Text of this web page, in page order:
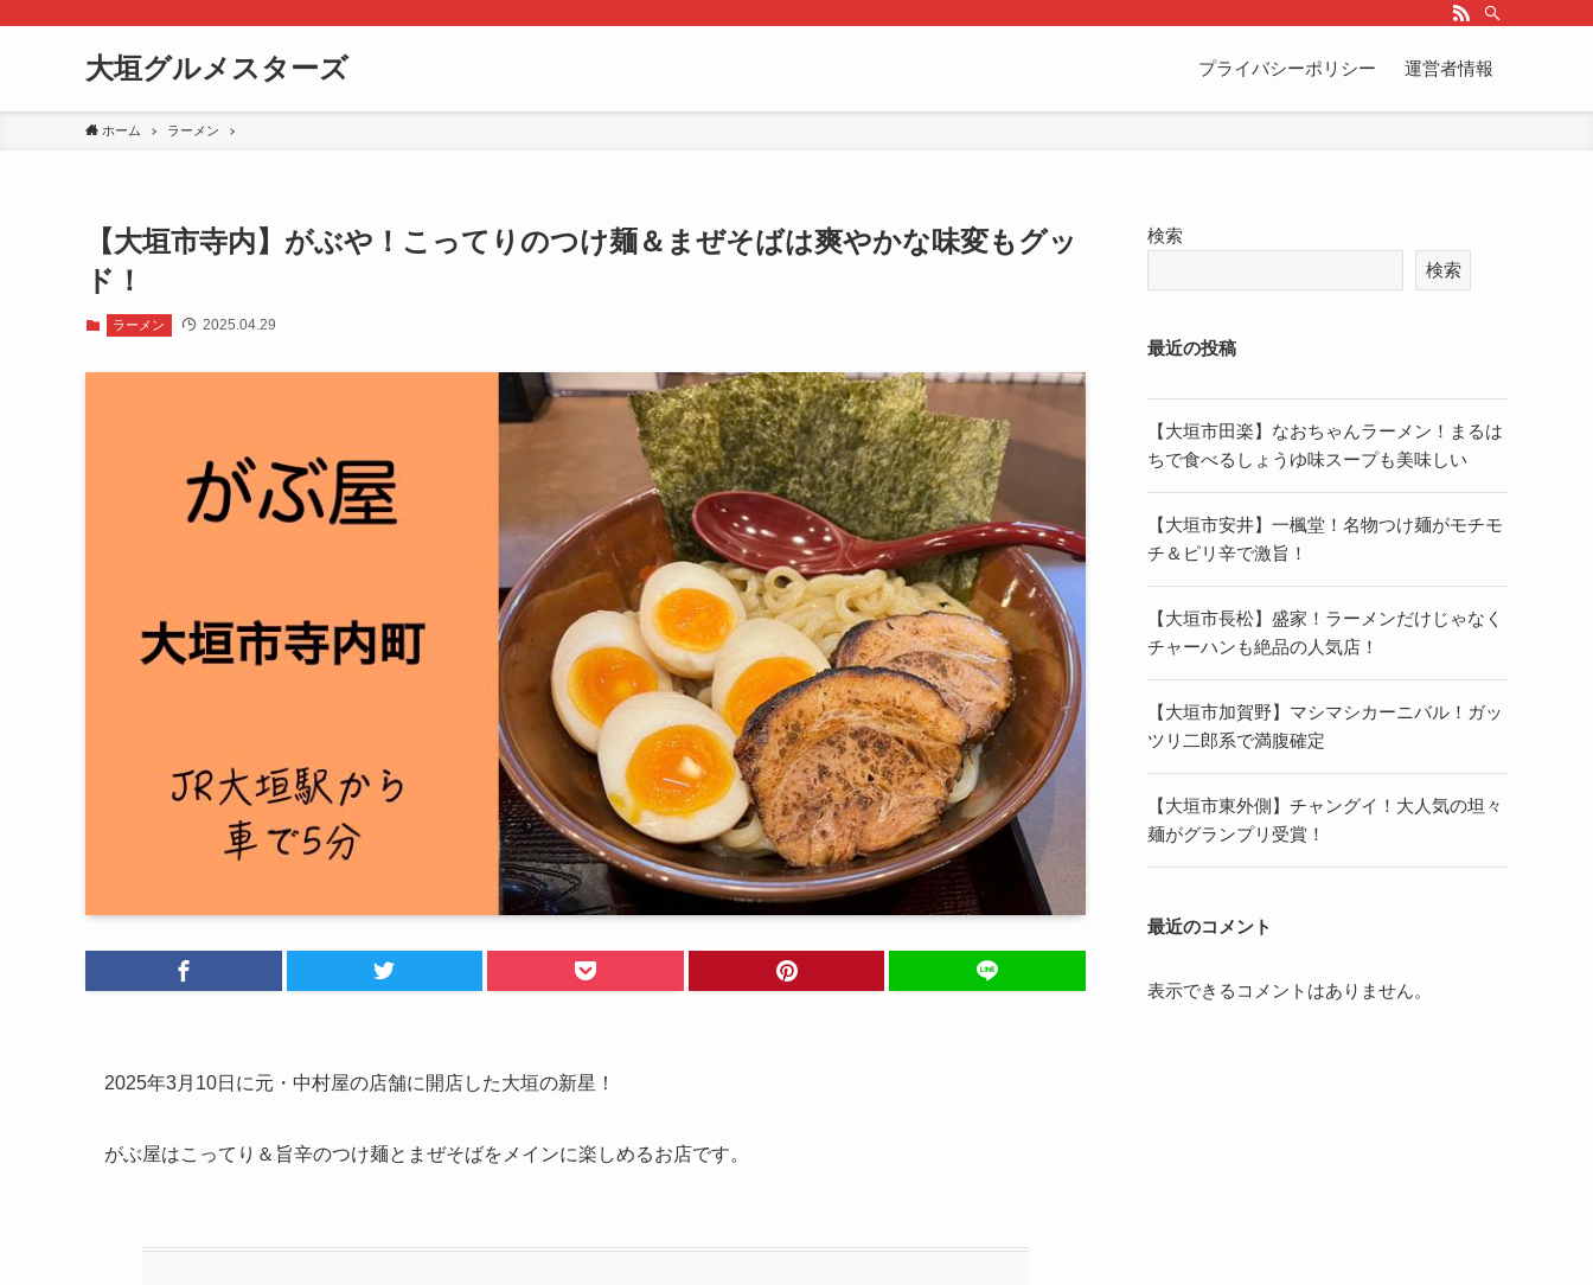
大垣グルメスターズ プライバシーポリシー 運営者情報
ホーム ラーメン
【大垣市寺内】がぶや！こってりのつけ麺＆まぜそばは爽やかな味変もグッ
ド！
ラーメン 2025.04.29
2025年3月10日に元・中村屋の店舗に開店した大垣の新星！
がぶ屋はこってり＆旨辛のつけ麺とまぜそばをメインに楽しめるお店です。
検索
検索
最近の投稿
【大垣市田楽】なおちゃんラーメン！まるは
ちで食べるしょうゆ味スープも美味しい
【大垣市安井】一楓堂！名物つけ麺がモチモ
チ＆ピリ辛で激旨！
【大垣市長松】盛家！ラーメンだけじゃなく
チャーハンも絶品の人気店！
【大垣市加賀野】マシマシカーニバル！ガッ
ツリ二郎系で満腹確定
【大垣市東外側】チャングイ！大人気の坦々
麺がグランプリ受賞！
最近のコメント
表示できるコメントはありません。